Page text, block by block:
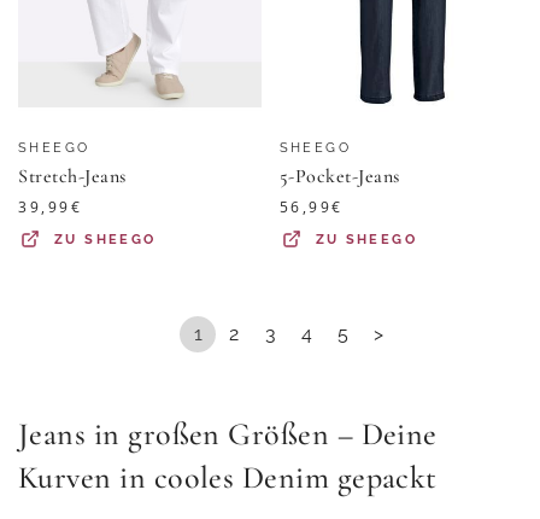
SHEEGO
Stretch-Jeans
39,99€
ZUSHEEGO
SHEEGO
5-Pocket-Jeans
56,99€
ZU SHEEGO
1 2 3 4 5 >
Jeans in großen Größen – Deine
Kurven in cooles Denim gepackt